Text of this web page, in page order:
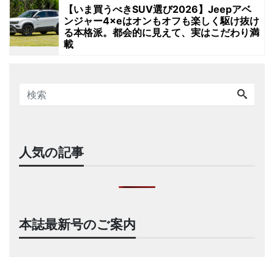
【いま買うべきSUV選び2026】Jeepアベ
ンジャー4×eはオンもオフも楽しく駆け抜け
る本格派。都会的に見えて、実はこだわり満
載
人気の記事
本誌最新号のご案内